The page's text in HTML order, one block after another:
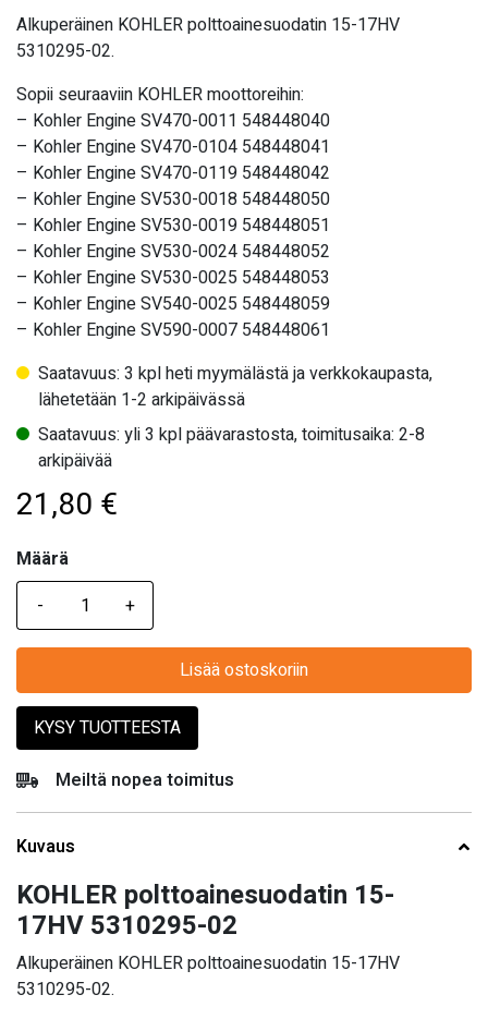
Alkuperäinen KOHLER polttoainesuodatin 15-17HV
5310295-02.
Sopii seuraaviin KOHLER moottoreihin:
– Kohler Engine SV470-0011 548448040
– Kohler Engine SV470-0104 548448041
– Kohler Engine SV470-0119 548448042
– Kohler Engine SV530-0018 548448050
– Kohler Engine SV530-0019 548448051
– Kohler Engine SV530-0024 548448052
– Kohler Engine SV530-0025 548448053
– Kohler Engine SV540-0025 548448059
– Kohler Engine SV590-0007 548448061
Saatavuus: 3 kpl heti myymälästä ja verkkokaupasta,
lähetetään 1-2 arkipäivässä
Saatavuus: yli 3 kpl päävarastosta, toimitusaika: 2-8
arkipäivää
21,80 €
Määrä
Määrä
Lisää ostoskoriin
KYSY TUOTTEESTA
Meiltä nopea toimitus
Kuvaus
KOHLER polttoainesuodatin 15-
17HV 5310295-02
Alkuperäinen KOHLER polttoainesuodatin 15-17HV
5310295-02.